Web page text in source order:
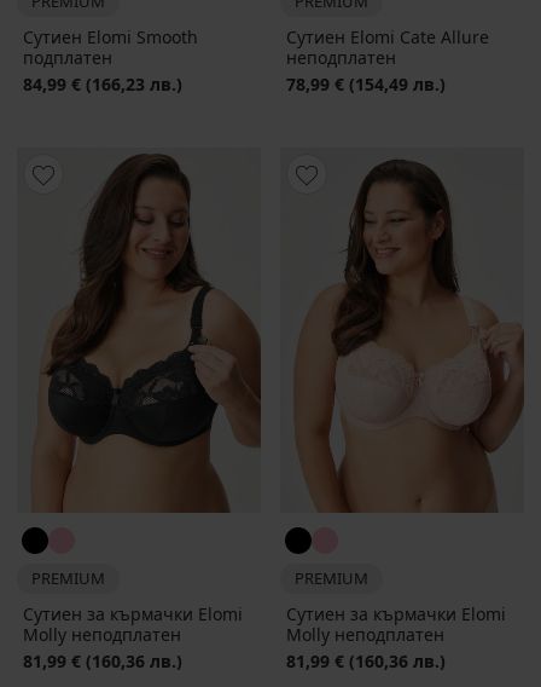
Сутиен Elomi Smooth
подплатен
84,99 € (166,23 лв.)
Сутиен Elomi Cate Allure
неподплатен
78,99 € (154,49 лв.)
PREMIUM
Сутиен за кърмачки Elomi
Molly неподплатен
81,99 € (160,36 лв.)
PREMIUM
Сутиен за кърмачки Elomi
Molly неподплатен
81,99 € (160,36 лв.)